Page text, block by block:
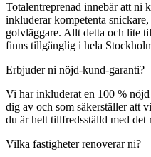
Totalentreprenad innebär att ni
inkluderar kompetenta
golvläggare. Allt detta och lite
finns tillgänglig i hela
Erbjuder ni nöjd-kund-garanti?
Vi har inkluderat en 100 %
dig av och som säkerställer att
du är helt tillfredsställd med det
Vilka fastigheter renoverar ni?